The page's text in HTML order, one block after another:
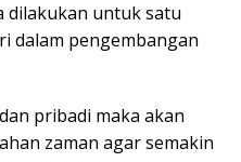
dilakukan untuk satu
dalam pengembangan
pribadi maka akan
zaman agar semakin